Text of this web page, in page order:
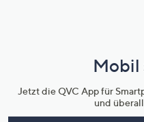
Mobil
Jetzt die QVC App für
und